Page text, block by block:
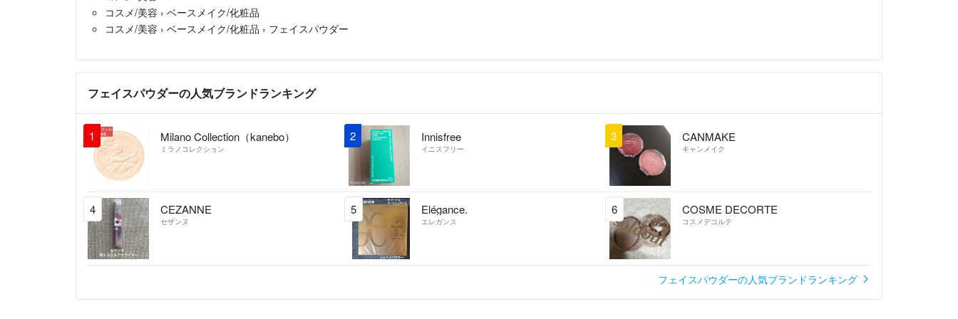
コスメ/美容 › ベースメイク/化粧品
コスメ/美容 › ベースメイク/化粧品 › フェイスパウダー
フェイスパウダーの人気ブランドランキング
1 Milano Collection（kanebo）
ミラノコレクション
2 Innisfree
イニスフリー
3 CANMAKE
キャンメイク
4 CEZANNE
セザンヌ
5 Elégance.
エレガンス
6 COSME DECORTE
コスメデコルテ
フェイスパウダーの人気ブランドランキング